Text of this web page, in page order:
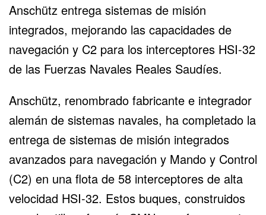
Anschütz entrega sistemas de misión
integrados, mejorando las capacidades de
navegación y C2 para los interceptores HSI-32
de las Fuerzas Navales Reales Saudíes.
Anschütz, renombrado fabricante e integrador
alemán de sistemas navales, ha completado la
entrega de sistemas de misión integrados
avanzados para navegación y Mando y Control
(C2) en una flota de 58 interceptores de alta
velocidad HSI-32. Estos buques, construidos